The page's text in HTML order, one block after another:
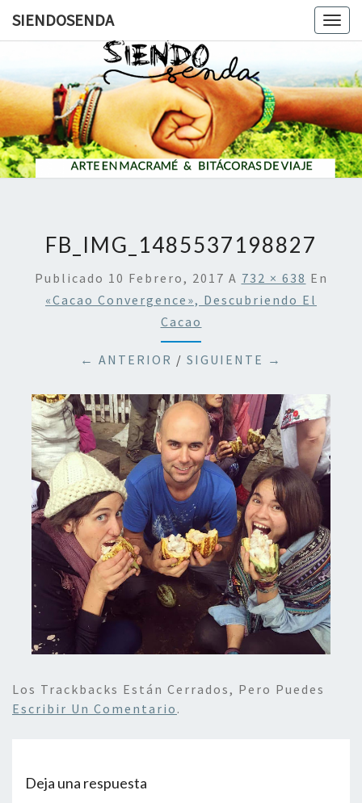
SIENDOSENDA
FB_IMG_1485537198827
Publicado 10 Febrero, 2017 A 732 × 638 En
«Cacao Convergence», Descubriendo El
Cacao
← ANTERIOR / SIGUIENTE →
Los Trackbacks Están Cerrados, Pero Puedes
Escribir Un Comentario .
Deja una respuesta